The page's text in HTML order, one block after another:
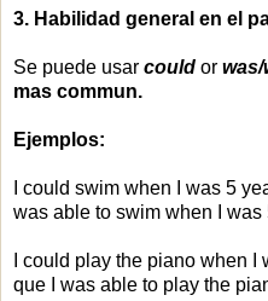
3. Habilidad general en el
Se puede usarcould or was/
mas commun.
Ejemplos:
I could swim when I was 5
was able to swim when I was
I could play the piano when
que I was able to play the